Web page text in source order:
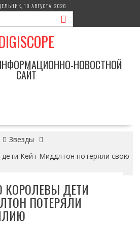
10 АВГУСТА, 2026
НОВОСТНОЙ
САЙТ
Звезды
Кейт Миддлтон потеряли свою
КОРОЛЕВЫ ДЕТИ
ПОТЕРЯЛИ